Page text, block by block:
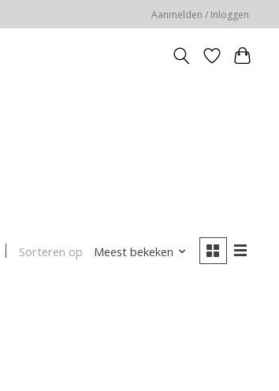
Aanmelden / Inloggen
Sorteren op Meest bekeken